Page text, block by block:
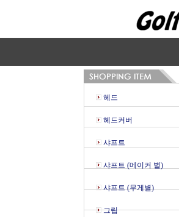
헤드
헤드커버
샤프트
샤프트 (메이커 별)
샤프트 (무게별)
그립